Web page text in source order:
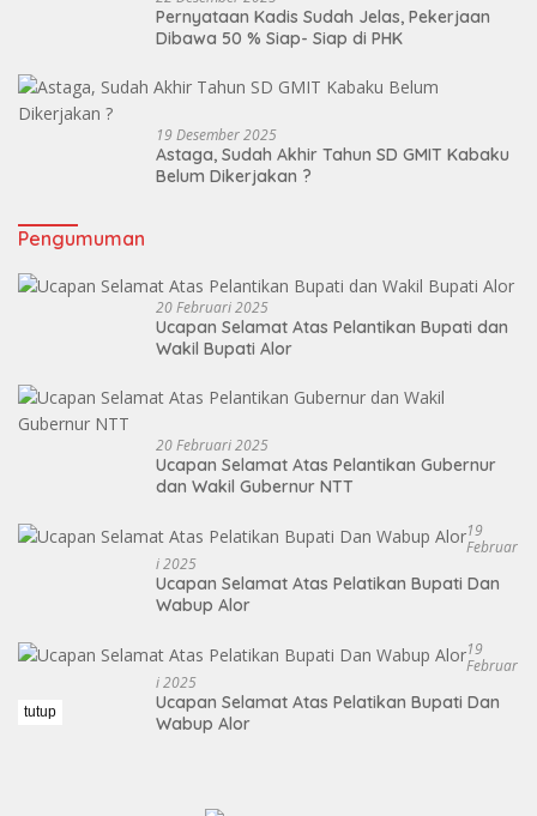
Pernyataan Kadis Sudah Jelas, Pekerjaan
Dibawa 50 % Siap- Siap di PHK
19 Desember 2025
Astaga, Sudah Akhir Tahun SD GMIT Kabaku
Belum Dikerjakan ?
Pengumuman
20 Februari 2025
Ucapan Selamat Atas Pelantikan Bupati dan
Wakil Bupati Alor
20 Februari 2025
Ucapan Selamat Atas Pelantikan Gubernur
dan Wakil Gubernur NTT
19
Februar
I 2025
Ucapan Selamat Atas Pelatikan Bupati Dan
Wabup Alor
19
Februar
I 2025
Ucapan Selamat Atas Pelatikan Bupati Dan
Wabup Alor
tutup